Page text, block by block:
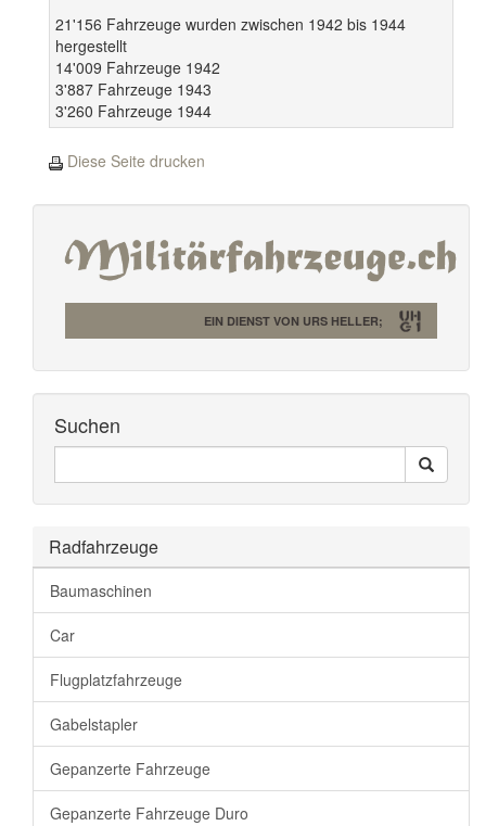
21'156 Fahrzeuge wurden zwischen 1942 bis 1944
hergestellt
14'009 Fahrzeuge 1942
3'887 Fahrzeuge 1943
3'260 Fahrzeuge 1944
Diese Seite drucken
EIN DIENST VON URS HELLER;
Suchen
Durchsuchen
Radfahrzeuge
Baumaschinen
Car
Flugplatzfahrzeuge
Gabelstapler
Gepanzerte Fahrzeuge
Gepanzerte Fahrzeuge Duro